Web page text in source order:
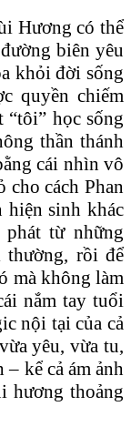
Hương có thể
biên yêu
khỏi đời sống
quyền chiếm
“tôi” học sống
thần thánh
cái nhìn vô
cách Phan
hiện sinh khác
từ những
thường, rồi để
mà không làm
nắm tay tuổi
nội tại của cả
yêu, vừa tu,
– kể cả ám ảnh
hương thoảng